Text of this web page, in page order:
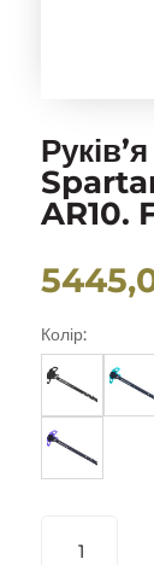
AR10.
Колір:
ЗВЕДЕННЯ